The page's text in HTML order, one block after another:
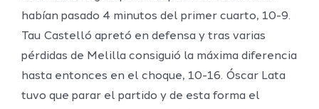
habían pasado 4 minutos del primer cuarto, 10-9.
Tau Castelló apretó en defensa y tras varias
pérdidas de Melilla consiguió la máxima diferencia
hasta entonces en el choque, 10-16. Óscar Lata
tuvo que parar el partido y de esta forma el